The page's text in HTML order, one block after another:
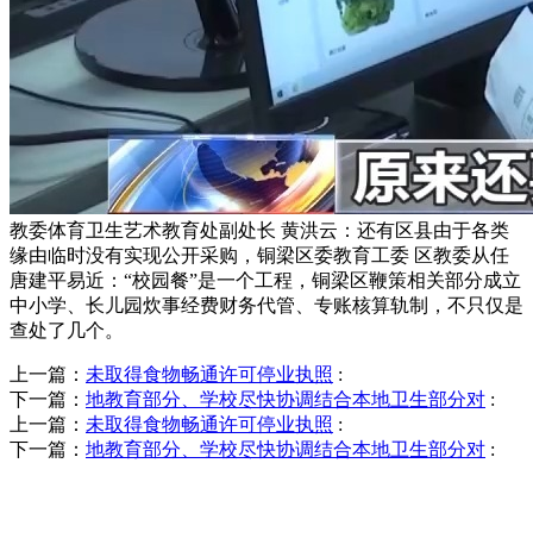
教委体育卫生艺术教育处副处长 黄洪云：还有区县由于各类
缘由临时没有实现公开采购，铜梁区委教育工委 区教委从任
唐建平易近：“校园餐”是一个工程，铜梁区鞭策相关部分成立
中小学、长儿园炊事经费财务代管、专账核算轨制，不只仅是
查处了几个。
上一篇： 未取得食物畅通许可停业执照 :
下一篇： 地教育部分、学校尽快协调结合本地卫生部分对 :
上一篇： 未取得食物畅通许可停业执照 :
下一篇： 地教育部分、学校尽快协调结合本地卫生部分对 :